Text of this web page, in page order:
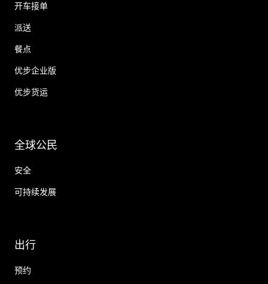
开车接单
派送
餐点
优步企业版
优步货运
全球公民
安全
可持续发展
出行
预约